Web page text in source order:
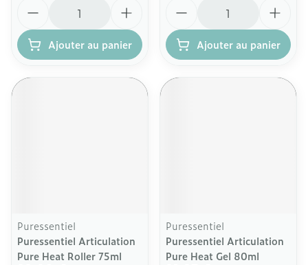
Ajouter au panier Ajouter au panier
Puressentiel
Puressentiel Articulation
Pure Heat Roller 75ml
Puressentiel
Puressentiel Articulation
Pure Heat Gel 80ml